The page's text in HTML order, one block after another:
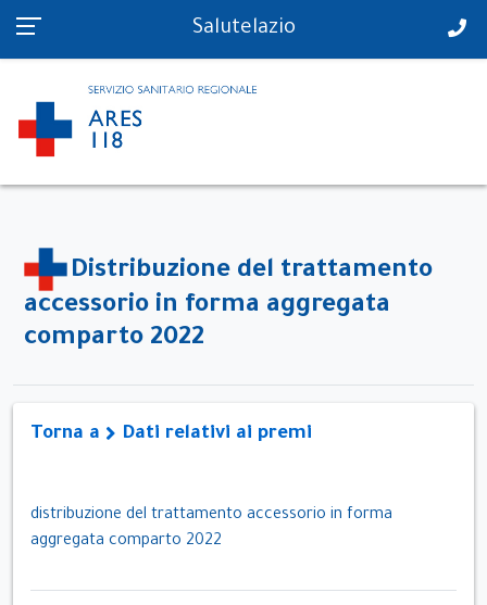
PS in tempo reale Salutelazio
Distribuzione del trattamento
accessorio in forma aggregata
comparto 2022
Torna a Dati relativi ai premi
distribuzione del trattamento accessorio in forma
aggregata comparto 2022